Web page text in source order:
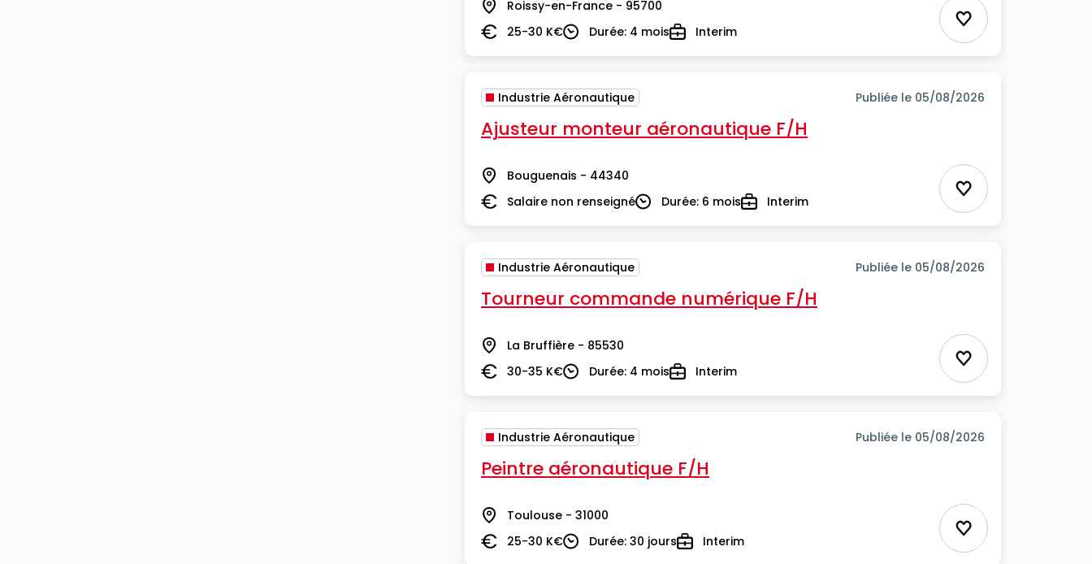
Lieu Roissy-en-France - 95700
Salaire25-30 K€DuréeDurée: 4 moisTypeInterim Ajouter aux
Industrie Aéronautique Publiée le 05/08/2026
Ajusteur monteur aéronautique F/H
Lieu Bouguenais - 44340
SalaireSalaire non renseignéDuréeDurée: 6 moisTypeInterim Ajouter aux
Industrie Aéronautique Publiée le 05/08/2026
Tourneur commande numérique F/H
Lieu La Bruffière - 85530
Salaire30-35 K€DuréeDurée: 4 moisTypeInterim Ajouter aux
Industrie Aéronautique Publiée le 05/08/2026
Peintre aéronautique F/H
Lieu Toulouse - 31000
Salaire25-30 K€DuréeDurée: 30 joursTypeInterim Ajouter aux